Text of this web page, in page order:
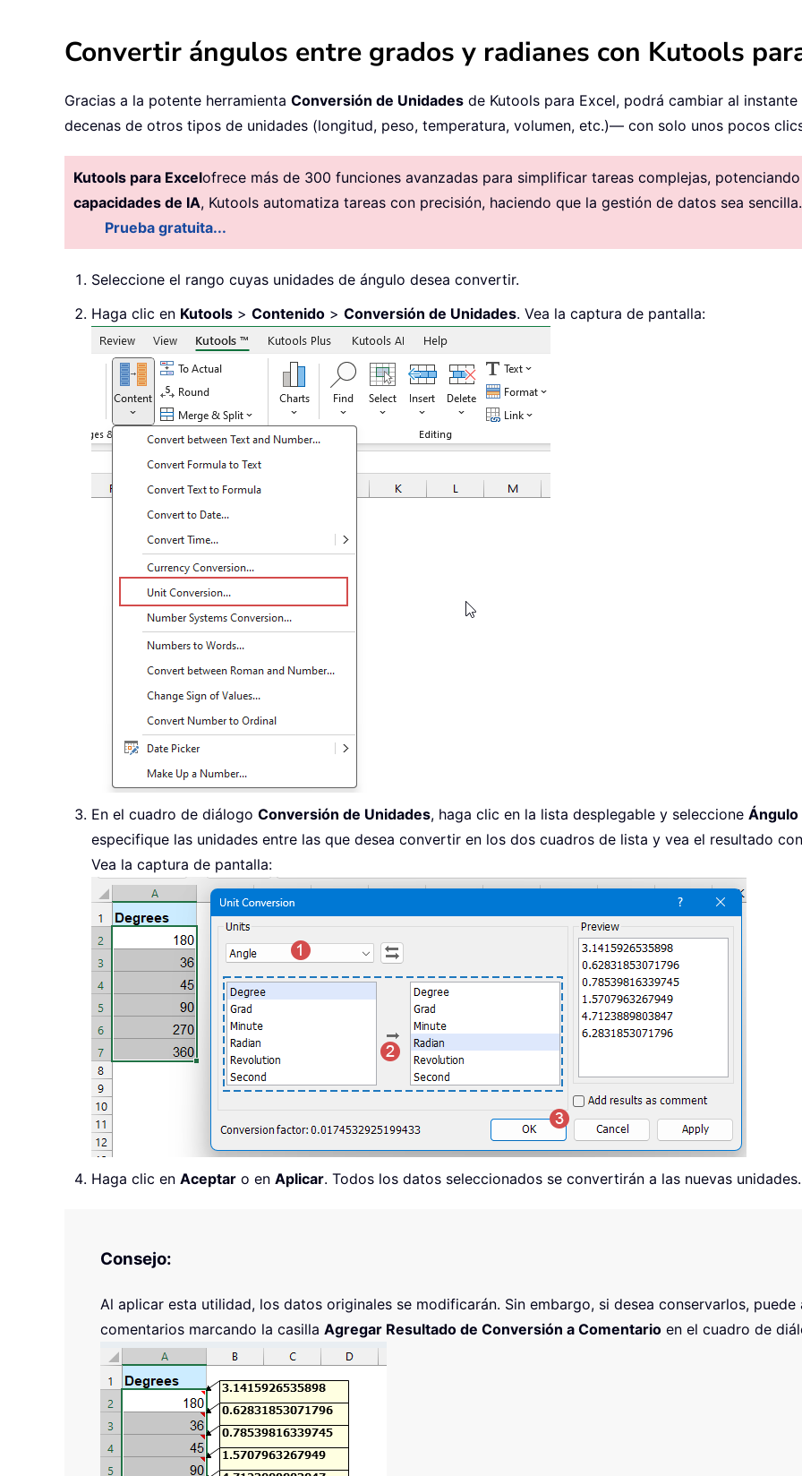
Convertir ángulos entre grados y radianes con Kutools
Gracias a la potente herramienta Conversión de Unidades de Kutools para Excel, podrá cambiar al
decenas de otros tipos de unidades (longitud, peso, temperatura, volumen, etc.)— con solo unos pocos
Kutools para Excelofrece más de 300 funciones avanzadas para simplificar tareas complejas,
capacidades de IA, Kutools automatiza tareas con precisión, haciendo que la gestión de datos sea sencilla.
Prueba gratuita...
Seleccione el rango cuyas unidades de ángulo desea convertir.
Haga clic en Kutools > Contenido > Conversión de Unidades. Vea la captura de pantalla:
En el cuadro de diálogo Conversión de Unidades, haga clic en la lista desplegable y seleccione Ángulo
especifique las unidades entre las que desea convertir en los dos cuadros de lista y vea el resultado
Vea la captura de pantalla:
Haga clic en Aceptar o en Aplicar. Todos los datos seleccionados se convertirán a las nuevas unidades.
Consejo:
Al aplicar esta utilidad, los datos originales se modificarán. Sin embargo, si desea conservarlos,
comentarios marcando la casilla Agregar Resultado de Conversión a Comentario en el cuadro de